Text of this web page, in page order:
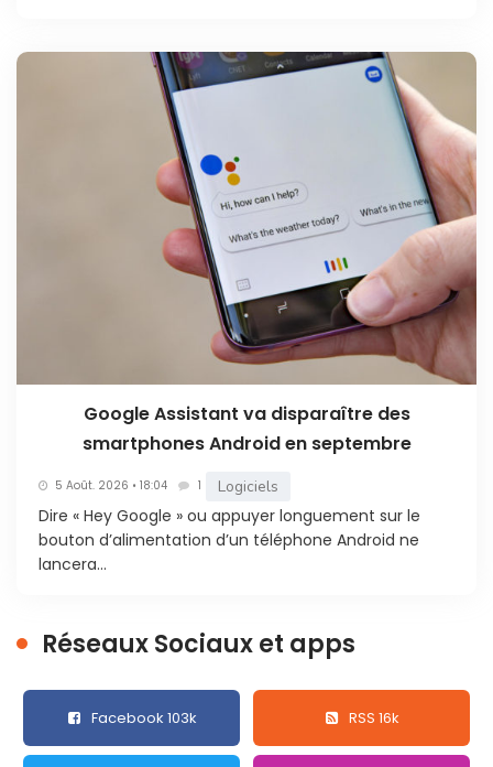
Google Assistant va disparaître des
smartphones Android en septembre
5 Août. 2026 • 18:04 1 Logiciels
Dire « Hey Google » ou appuyer longuement sur le
bouton d’alimentation d’un téléphone Android ne
lancera...
Réseaux Sociaux et apps
Facebook 103k RSS 16k